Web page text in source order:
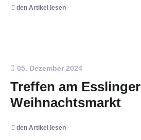
den Artikel lesen
05. Dezember 2024
Treffen am Esslinger
Weihnachtsmarkt
den Artikel lesen